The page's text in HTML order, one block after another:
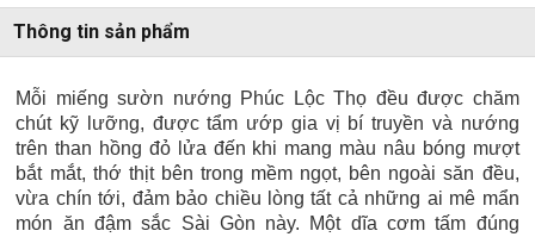
Thông tin sản phẩm
Mỗi miếng sườn nướng Phúc Lộc Thọ đều được chăm
chút kỹ lưỡng, được tẩm ướp gia vị bí truyền và nướng
trên than hồng đỏ lửa đến khi mang màu nâu bóng mượt
bắt mắt, thớ thịt bên trong mềm ngọt, bên ngoài săn đều,
vừa chín tới, đảm bảo chiều lòng tất cả những ai mê mẩn
món ăn đậm sắc Sài Gòn này. Một dĩa cơm tấm đúng